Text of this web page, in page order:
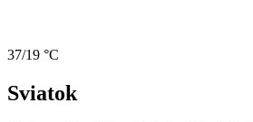
37/19 °C
Sviatok